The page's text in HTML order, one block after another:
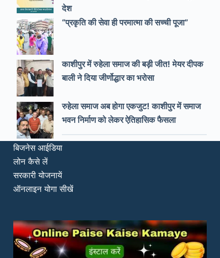
देश
“प्रकृति की सेवा ही परमात्मा की सच्ची पूजा”
काशीपुर में रुहेला समाज की बड़ी जीत! मेयर दीपक
बाली ने दिया जीर्णोद्धार का भरोसा
रुहेला समाज अब होगा एकजुट! काशीपुर में समाज
भवन निर्माण को लेकर ऐतिहासिक फैसला
बिजनेस आईडिया
लोन कैसे लें
सरकारी योजनायें
ऑनलाइन योगा सीखें